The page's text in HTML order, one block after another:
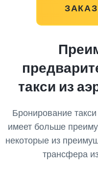
такси из
Бронирование
имеет больше
некоторые из
трансфера